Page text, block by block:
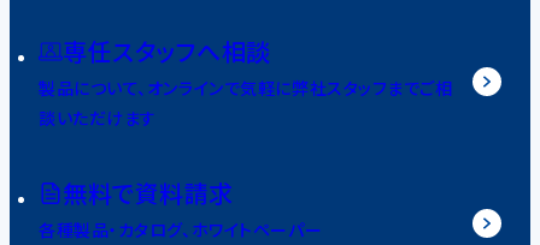
専任スタッフへ相談
製品について、オンラインで気軽に弊社スタッフまでご相
談いただけます
無料で資料請求
各種製品・カタログ、ホワイトペーパー